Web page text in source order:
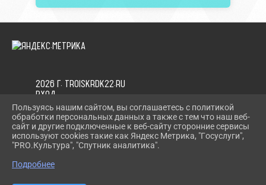
2026 Г. TROISKRDK22.RU
ВХОД
КАРТА САЙТА
ПОЛИТИКА ОБРАБОТКИ ПЕРСОНАЛЬНЫХ ДАННЫХ
СДЕЛАНО НА KUBCMS
РАЗРАБОТКА И ПОДДЕРЖКА
Пользуясь нашим сайтом, вы соглашаетесь с политикой
обработки персональных данных а также с тем что наш веб-
сайт и другие подключенные к веб-сайту сторонние сервисы
используют cookies такие как Яндекс Метрика, "Госуслуги",
"PRO.Культура", "Спутник аналитика".
Подробнее